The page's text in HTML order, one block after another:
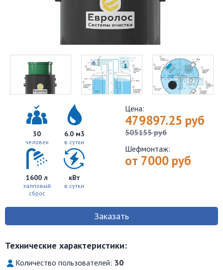
30
человек
6.0 м3
в сутки
1600 л
залповый
сброс
кВт
в сутки
Цена:
479897.25 руб
505155руб
Шефмонтаж:
от 7000 руб
Заказать
Технические характеристики:
Количество пользователей: 30